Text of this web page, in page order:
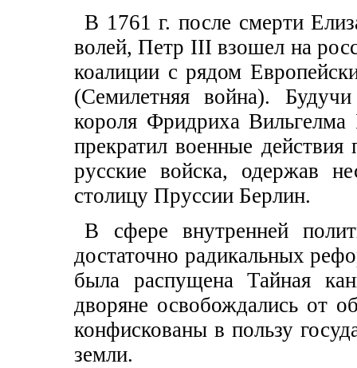
В 1761 г. после смерти
волей, Петр III взошел на
коалиции с рядом
(Семилетняя война).
короля Фридриха
прекратил военные
русские войска, одержав
столицу Пруссии Берлин.
В сфере внутренней
достаточно радикальных
была распущена Тайная
дворяне освобождались от
конфискованы в пользу
земли.